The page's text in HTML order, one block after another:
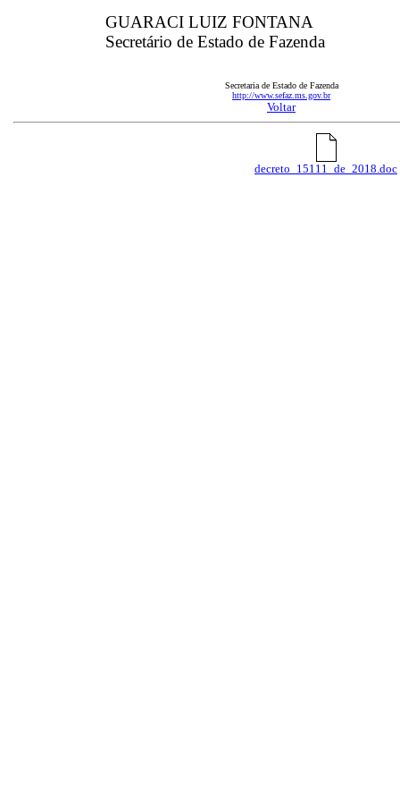
GUARACI LUIZ FONTANA
Secretário de Estado de Fazenda
Secretaria de Estado de Fazenda
http://www.sefaz.ms.gov.br
Voltar
decreto_15111_de_2018.doc